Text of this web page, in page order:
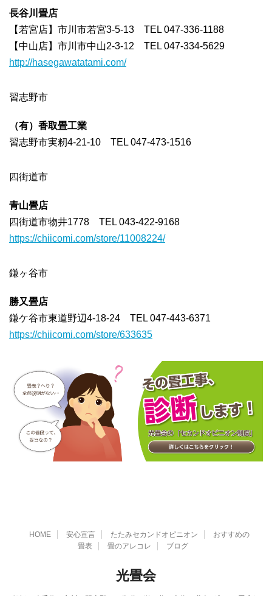
長谷川畳店
【若宮店】市川市若宮3-5-13 TEL 047-336-1188
【中山店】市川市中山2-3-12 TEL 047-334-5629
http://hasegawatatami.com/
習志野市
（有）香取畳工業
習志野市実籾4-21-10 TEL 047-473-1516
四街道市
青山畳店
四街道市物井1778 TEL 043-422-9168
https://chiicomi.com/store/11008224/
鎌ヶ谷市
勝又畳店
鎌ケ谷市東道野辺4-18-24 TEL 047-443-6371
https://chiicomi.com/store/633635
HOME 安心宣言 たたみセカンドオピニオン
おすすめの
畳表
畳のアレコレ ブログ
光畳会